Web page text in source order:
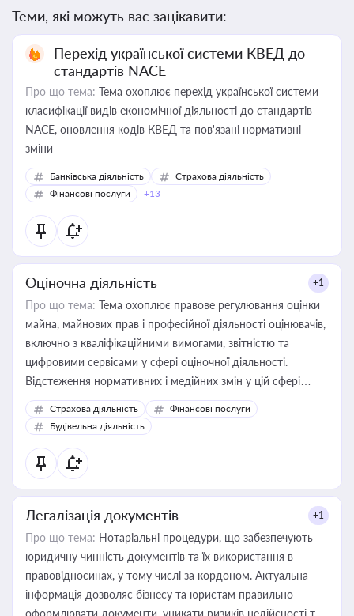
Теми, які можуть вас зацікавити:
Перехід української системи КВЕД до
стандартів NACE
Про що тема: Тема охоплює перехід української системи
класифікації видів економічної діяльності до стандартів
NACE, оновлення кодів КВЕД та пов'язані нормативні
зміни
Банківська діяльність
Страхова діяльність
Фінансові послуги
+13
Оціночна діяльність +1
Про що тема: Тема охоплює правове регулювання оцінки
майна, майнових прав і професійної діяльності оцінювачів,
включно з кваліфікаційними вимогами, звітністю та
цифровими сервісами у сфері оціночної діяльності.
Відстеження нормативних і медійних змін у цій сфері
корисне для власника бізнесу, керівника, юриста або
бухгалтера під час оподаткування, приватизації, оренди
державного майна, корпоративних угод і перевірки
статусу суб'єктів оціночної діяльності
Страхова діяльність
Фінансові послуги
Будівельна діяльність
Легалізація документів +1
Про що тема: Нотаріальні процедури, що забезпечують
юридичну чинність документів та їх використання в
правовідносинах, у тому числі за кордоном. Актуальна
інформація дозволяє бізнесу та юристам правильно
оформлювати документи, уникати ризиків недійсності та